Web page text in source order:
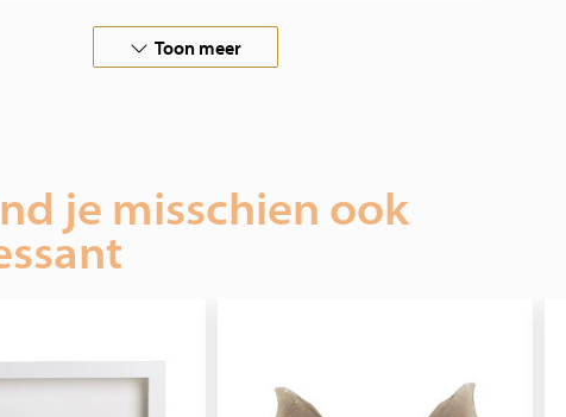
met vlinderboerderijen over de hele wereld, garanderen
opgezette vlinders en insecten.
Toon meer
je misschien ook